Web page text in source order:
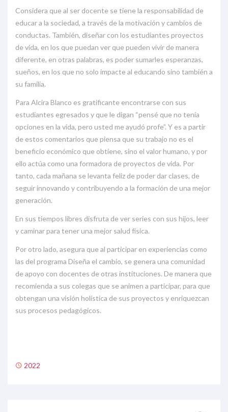
Considera que al ser docente se tiene la responsabilidad de
educar a la sociedad, a través de la motivación y cambios de
conductas. También, diseñar con los estudiantes proyectos
de vida, en los que puedan ver que pueden vivir de manera
diferente, en otras palabras, es poder sumarles esperanzas,
sueños, en los que no solo impacte al educando sino también a
su familia.
Para Alcira Blanco es gratificante encontrarse con sus
estudiantes egresados y que le digan “pensé que no tenía
opciones en la vida, pero usted me ayudó profe”. Y es a partir
de estos comentarios que piensa que su trabajo no es el
beneficio económico que obtiene, sino el valor humano, y por
ello actúa como una formadora de proyectos de vida. Por
tanto, cada mañana se levanta feliz de poder dar clases, de
seguir innovando y contribuyendo a la formación de una mejor
generación.
En sus tiempos libres disfruta de ver series con sus hijos, leer
y caminar para tener una mejor salud física.
Por otro lado, asegura que al participar en experiencias como
las del programa Diseña el cambio, se genera una comunidad
de apoyo con docentes de otras instituciones. De manera que
recomienda a sus colegas que se animen a participar, para que
obtengan una visión holística de sus proyectos y enriquezcan
sus procesos pedagógicos.
2022